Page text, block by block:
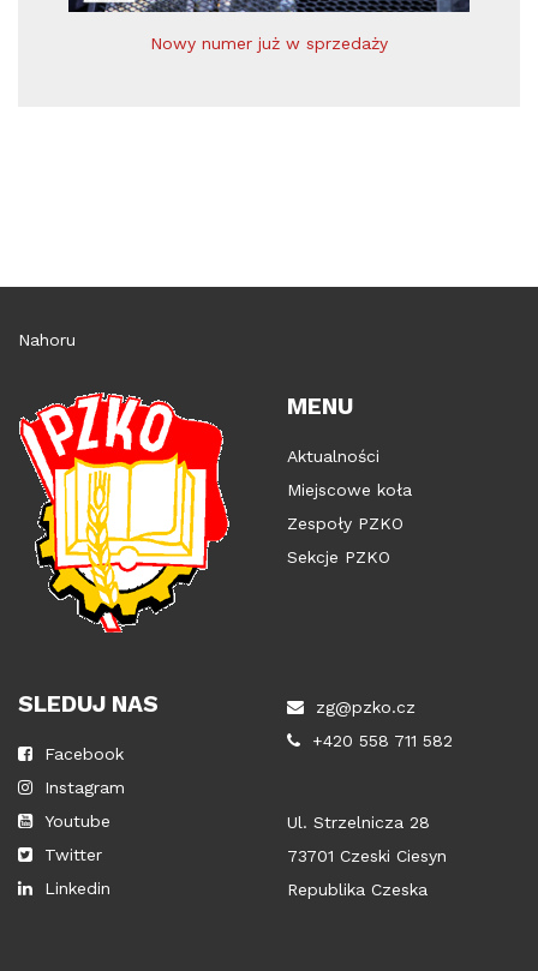
Nowy numer już w sprzedaży
Nahoru
MENU
Aktualności
Miejscowe koła
Zespoły PZKO
Sekcje PZKO
SLEDUJ NAS
Facebook
Instagram
Youtube
Twitter
Linkedin
zg@pzko.cz
+420 558 711 582
Ul. Strzelnicza 28
73701 Czeski Ciesyn
Republika Czeska